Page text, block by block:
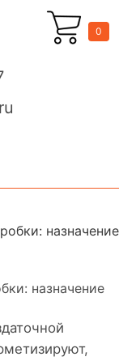
0
назначение